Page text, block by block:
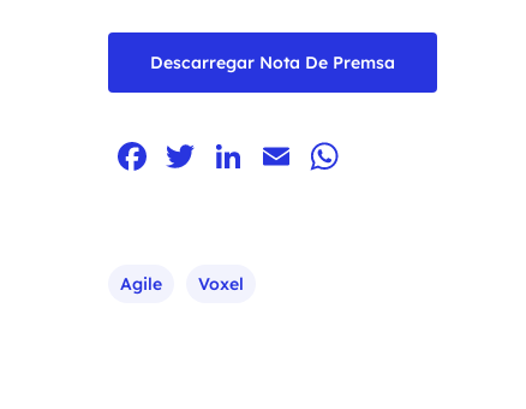
Descarregar Nota De Premsa
Facebook
Twitter
LinkedIn
Email
Agile Voxel